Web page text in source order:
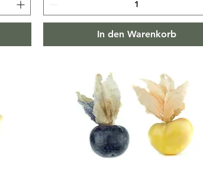
In den Warenkorb